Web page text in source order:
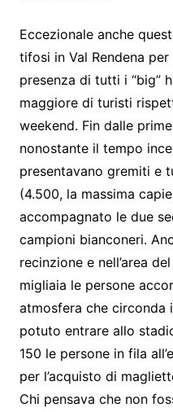
Eccezionale anche
tifosi in Val Rendena
presenza di tutti i “big”
maggiore di turisti
weekend. Fin dalle
nonostante il tempo
presentavano gremiti e
(4.500, la massima
accompagnato le due
campioni bianconeri.
recinzione e nell’area
migliaia le persone
atmosfera che circonda
potuto entrare allo
150 le persone in fila
per l’acquisto di
Chi pensava che non